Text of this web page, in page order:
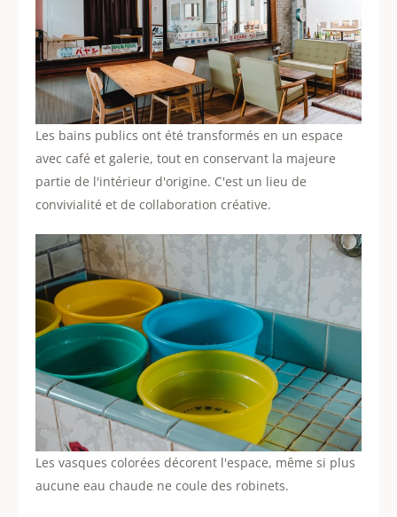
Les bains publics ont été transformés en un espace
avec café et galerie, tout en conservant la majeure
partie de l'intérieur d'origine. C'est un lieu de
convivialité et de collaboration créative.
Les vasques colorées décorent l'espace, même si plus
aucune eau chaude ne coule des robinets.